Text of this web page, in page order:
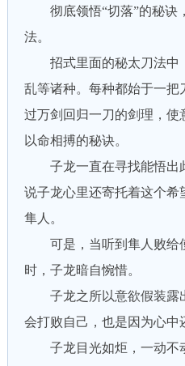
彻底领悟“切落”的秘诀
法。
招式里面的秘太刀法中
乱等诸种。每种都始于一把
过万剑回归一刀的剑理，使
以命相搏的秘诀。
子龙一直在寻找能悟出
说子龙心里还寄托着这个希
隼人。
可是，当听到隼人败给
时，子龙暗自惋惜。
子龙之所以意欲假装露
会打败自己，也是因为心中
子龙目光如炬，一动不动